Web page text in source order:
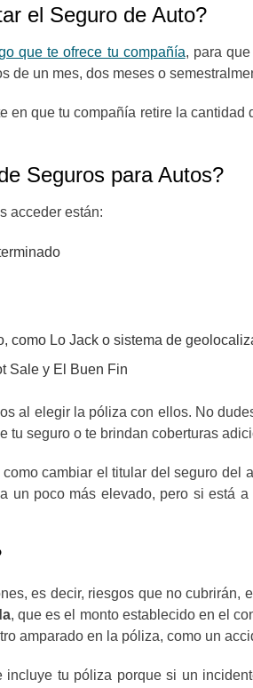
el Seguro de Auto?
que te ofrece tu compañía, para
de un mes, dos meses o
que tu compañía retire la cantidad
Seguros para Autos?
acceder están:
como Lo Jack o sistema de
Sale y El Buen Fin
al elegir la póliza con ellos. No
tu seguro o te brindan coberturas
cambiar el titular del seguro del
poco más elevado, pero si está
es decir, riesgos que no cubrirán,
, que es el monto establecido en el
amparado en la póliza, como un
tu póliza porque si un